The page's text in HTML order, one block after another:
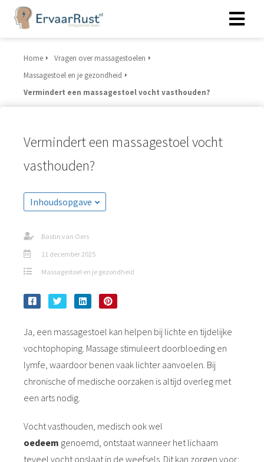
Home
Vragen over massagestoelen
Massagestoel en je gezondheid
Vermindert een massagestoel vocht vasthouden?
Vermindert een massagestoel vocht
vasthouden?
Inhoudsopgave
Bastin van Oers
11 december 2025
Massagestoel en je gezondheid
Ja, een massagestoel kan helpen bij lichte en tijdelijke
vochtophoping. Massage stimuleert doorbloeding en
lymfe, waardoor benen vaak lichter aanvoelen. Bij
chronische of medische oorzaken is altijd overleg met
een arts nodig.
Vocht vasthouden, medisch ook wel
oedeem genoemd, ontstaat wanneer het lichaam
teveel vocht opslaat in de weefsels. Dit kan zorgen voor: